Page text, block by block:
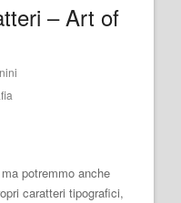
– Art of
potremmo anche
caratteri tipografici,